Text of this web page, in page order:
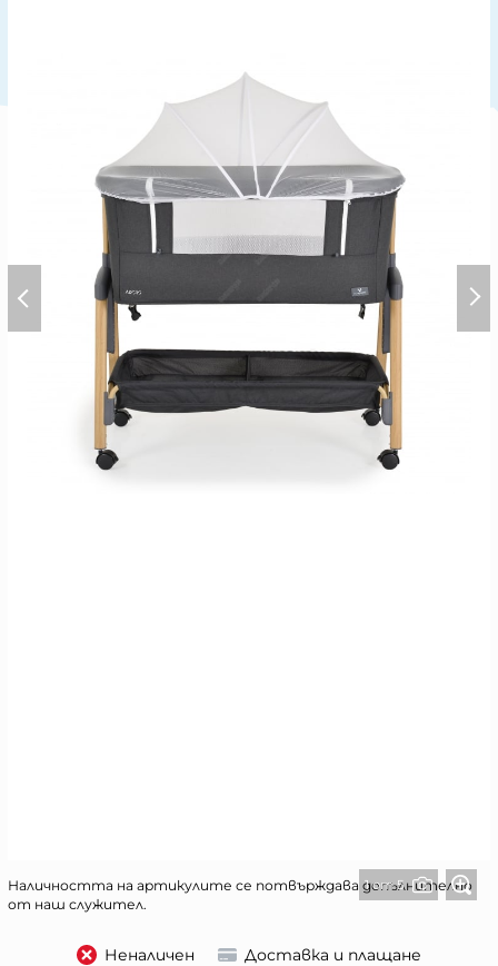
1 от 5
Наличността на артикулите се потвърждава допълнително
от наш служител.
Неналичен Доставка и плащане